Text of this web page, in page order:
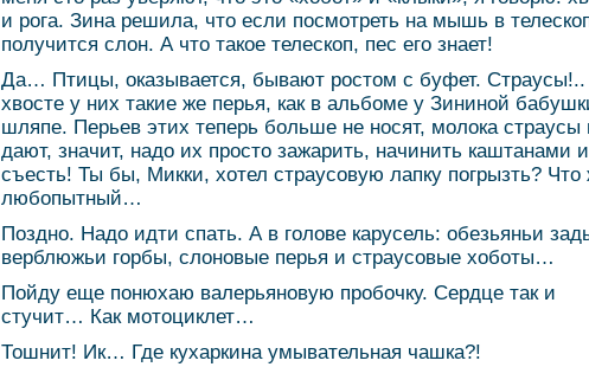
и рога. Зина решила, что если посмотреть на мышь в
получится слон. А что такое телескоп, пес его знает!
Да… Птицы, оказывается, бывают ростом с буфет.
хвосте у них такие же перья, как в альбоме у Зининой
шляпе. Перьев этих теперь больше не носят, молока страусы
дают, значит, надо их просто зажарить, начинить каштанами и
съесть! Ты бы, Микки, хотел страусовую лапку погрызть? Что
любопытный…
Поздно. Надо идти спать. А в голове карусель: обезьяньи
верблюжьи горбы, слоновые перья и страусовые хоботы…
Пойду еще понюхаю валерьяновую пробочку. Сердце так и
стучит… Как мотоциклет…
Тошнит! Ик… Где кухаркина умывательная чашка?!